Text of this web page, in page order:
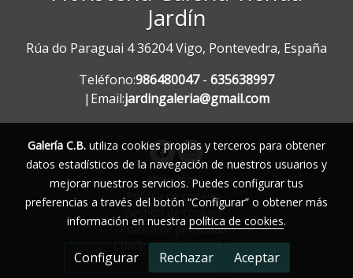
Jardín
Rúa do Paraguai 4 36204 Vigo, Pontevedra, España
Teléfono:986480047- 635638997
|Email:jardingaleria@gmail.com
Aviso legal
Política de cookies
Gestión de cookies
Política de privacidad
Condiciones de compra
Galería C.B. utiliza cookies propias y terceros para obtener
datos estadísticos de la navegación de nuestros usuarios y
mejorar nuestros servicios. Puedes configurar tus
preferencias a través del botón “Configurar” o obtener más
información en nuestra política de cookies.
Configurar Rechazar Aceptar